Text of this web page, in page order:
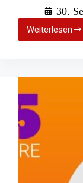
30.
Weiterlesen
„CO